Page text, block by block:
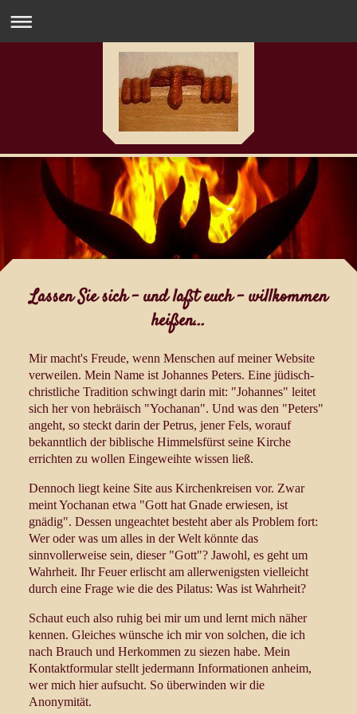
Lassen Sie sich - und laßt euch - willkommen
heißen...
Mir macht's Freude, wenn Menschen auf meiner Website
verweilen. Mein Name ist Johannes Peters. Eine jüdisch-
christliche Tradition schwingt darin mit: "Johannes" leitet
sich her von hebräisch "Yochanan". Und was den "Peters"
angeht, so steckt darin der Petrus, jener Fels, worauf
bekanntlich der biblische Himmelsfürst seine Kirche
errichten zu wollen Eingeweihte wissen ließ.
Dennoch liegt keine Site aus Kirchenkreisen vor. Zwar
meint Yochanan etwa "Gott hat Gnade erwiesen, ist
gnädig". Dessen ungeachtet besteht aber als Problem fort:
Wer oder was um alles in der Welt könnte das
sinnvollerweise sein, dieser "Gott"? Jawohl, es geht um
Wahrheit. Ihr Feuer erlischt am allerwenigsten vielleicht
durch eine Frage wie die des Pilatus: Was ist Wahrheit?
Schaut euch also ruhig bei mir um und lernt mich näher
kennen. Gleiches wünsche ich mir von solchen, die ich
nach Brauch und Herkommen zu siezen habe. Mein
Kontaktformular stellt jedermann Informationen anheim,
wer mich hier aufsucht. So überwinden wir die
Anonymität.